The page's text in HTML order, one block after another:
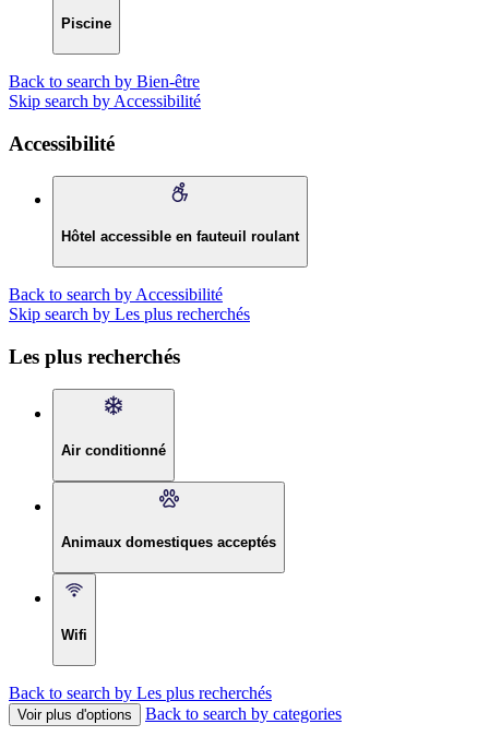
Piscine
Back to search by Bien-être
Skip search by Accessibilité
Accessibilité
Hôtel accessible en fauteuil roulant
Back to search by Accessibilité
Skip search by Les plus recherchés
Les plus recherchés
Air conditionné
Animaux domestiques acceptés
Wifi
Back to search by Les plus recherchés
Voir plus d'options Back to search by categories